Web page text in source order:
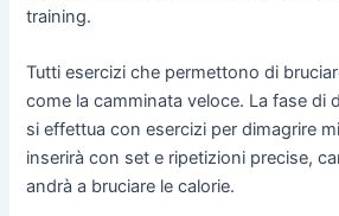
training.
Tutti esercizi che permettono di
come la camminata veloce. La fase di
si effettua con esercizi per dimagrire
inserirà con set e ripetizioni precise,
andrà a bruciare le calorie.